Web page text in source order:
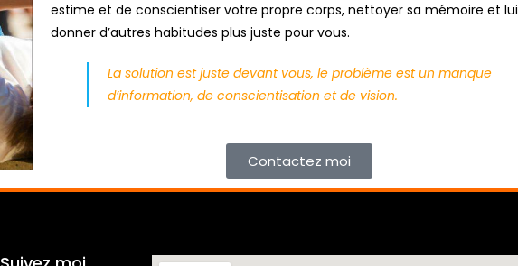
estime et de conscientiser votre propre corps, nettoyer sa mémoire et lui
donner d’autres habitudes plus juste pour vous.
La solution est juste devant vous, le problème est un manque
d’information, de conscientisation et de vision.
Contactez moi